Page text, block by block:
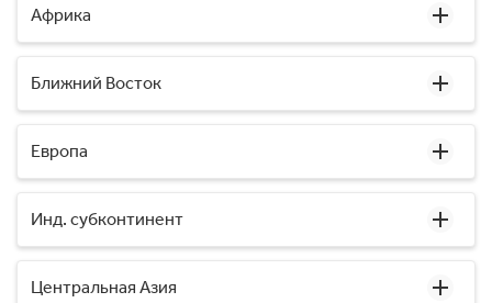
Африка
Ближний Восток
Европа
Инд. субконтинент
Центральная Азия